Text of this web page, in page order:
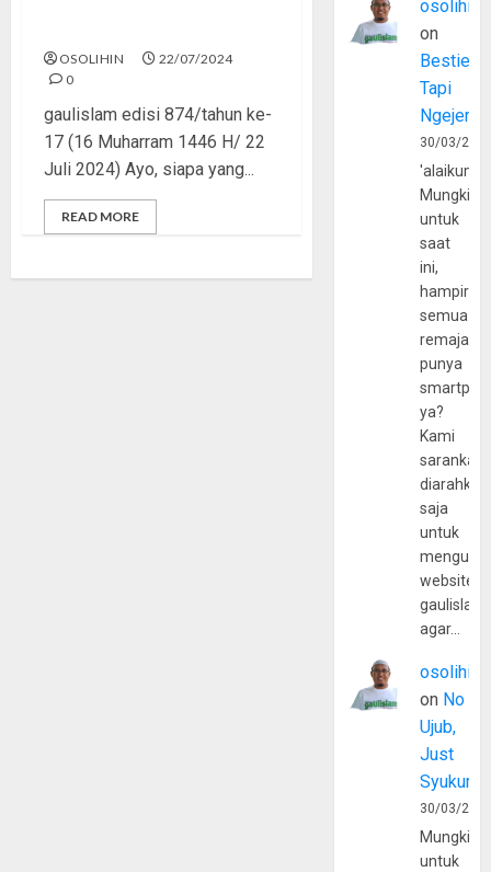
OSOLIHIN
22/07/2024
0
gaulislam edisi 874/tahun ke-
17 (16 Muharram 1446 H/ 22
Juli 2024) Ayo, siapa yang...
READ MORE
osolihin
on
Bestie
Tapi
30/03/
Mungkin
untuk
saat
ini,
hampir
semua
remaja
punya
ya?
Kami
sarankan,
diarahkan
saja
untuk
website
agar…
osolihin
on No
Ujub,
Just
Syukur
30/03/
Mungkin
untuk